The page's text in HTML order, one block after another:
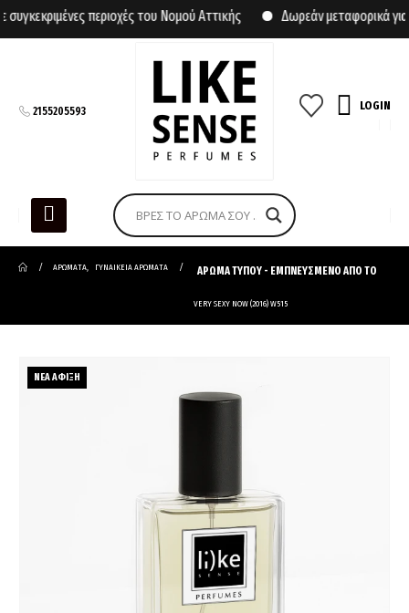
περιοχές του Νομού Αττικής Δωρεάν μεταφορικά για
2155205593 LOGIN
ΑΡΩΜΑΤΑ, ΓΥΝΑΙΚΕΙΑ ΑΡΩΜΑΤΑ ΑΡΩΜΑ ΤΥΠΟΥ - ΕΜΠΝΕΥΣΜΕΝΟ ΑΠΟ ΤΟ
VERY SEXY NOW (2016) W515
ΝΕΑ ΑΦΙΞΗ